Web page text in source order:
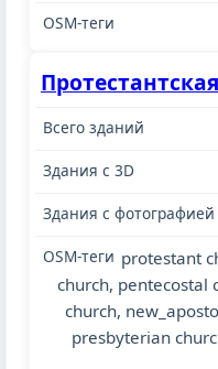
protestant
church, pentecostal
church,
presbyterian